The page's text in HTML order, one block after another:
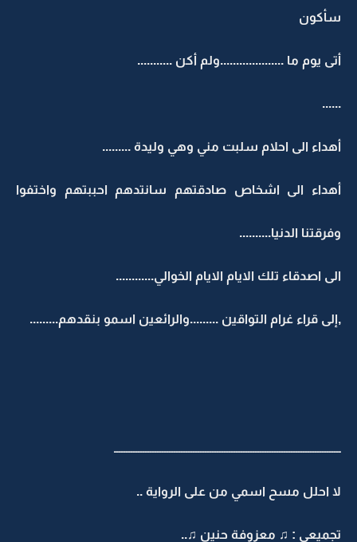
سأكون
أتى يوم ما ....................ولم أكن ...........
......
أهداء الى احلام سلبت مني وهي وليدة .........
أهداء الى اشخاص صادقتهم سانتدهم احببتهم واختفوا
وفرقتنا الدنيا..........
الى اصدقاء تلك الايام الايام الخوالي............
,إلى قراء غرام التواقين .........والرائعين اسمو بنقدهم.........
ـــــــــــــــــــــــــــــــــــــــــــــــــــــــــــــــــــــــــــــــــــــــــــــــ
لا احلل مسح اسمي من على الرواية ..
تجميعي : ♫ معزوفة حنين ♫..